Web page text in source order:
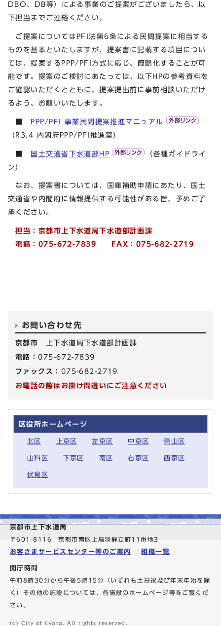
DBO、DB等）による事業のご提案がございましたら、以
下担当までご連絡ください。
ご提案についてはPFI法第6条による民間提案に相当する
ものを基本といたしますが、提案書に記載する項目につい
ては、提案するPPP/PFI方式に応じ、簡略化することが可
能です。提案のご検討にあたっては、以下HPの参考資料を
ご確認いただくとともに、提案提出前に事前相談いただけ
るよう、お願いいたします。
■ PPP/PFI 事業民間提案推進マニュアル
（R3.4 内閣府PPP/PFI推進室）
■ 国土交通省下水道部HP
（各種ガイドライ
ン）
なお、提案書については、国庫補助申請にあたり、国土
交通省や内閣府に情報提供する可能性がある旨、予めご了
承ください。
担当：京都市上下水道局下水道部計画課
電話：075-672-7839 FAX：075-682-2719
お問い合わせ先
京都市
上下水道局下水道部計画課
電話：075-672-7839
ファックス： 075-682-2719
お電話の際はお掛け間違いにご注意ください
区役所ホームページ
北区 上京区 左京区 中京区 東山区
山科区 下京区 南区 右京区 西京区
伏見区
京都市上下水道局
〒601-8116 京都市南区上鳥羽鉾立町11番地3
お客さまサービスセンター等のご案内 組織一覧
開庁時間
午前8時30分から午後5時15分（いずれも土日祝及び年末年始を除
く）その他の施設については、各施設のホームページ等をご覧くだ
さい。
(c) City of Kyoto. All rights reserved.